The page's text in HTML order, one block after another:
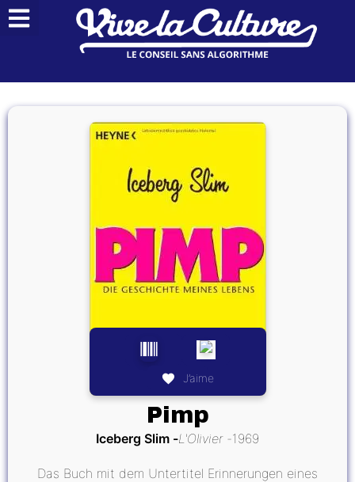
J’aime
Pimp
Iceberg Slim L'Olivier 1969
Das Buch mit dem Untertitel Erinnerungen eines